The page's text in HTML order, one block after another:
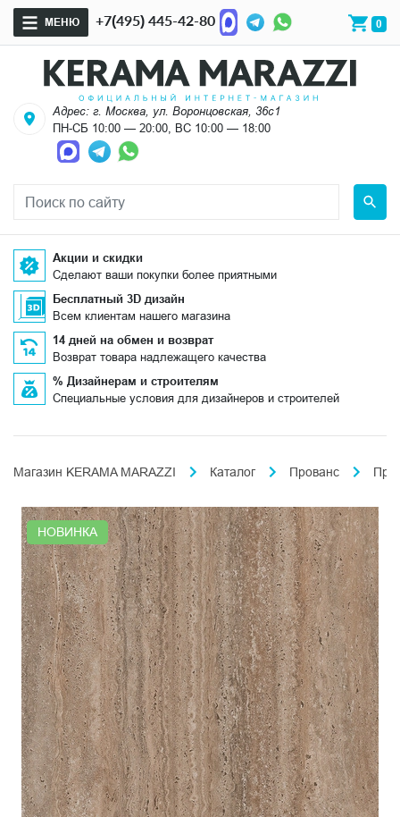
МЕНЮ +7(495) 445-42-80 0
Адрес: г. Москва, ул. Воронцовская, 36с1
ПН-СБ 10:00 — 20:00, ВС 10:00 — 18:00
Акции и скидки
Сделают ваши покупки более приятными
Бесплатный 3D дизайн
Всем клиентам нашего магазина
14 дней на обмен и возврат
Возврат товара надлежащего качества
% Дизайнерам и строителям
Специальные условия для дизайнеров и строителей
Магазин KERAMA MARAZZI Каталог Прованс Про
НОВИНКА